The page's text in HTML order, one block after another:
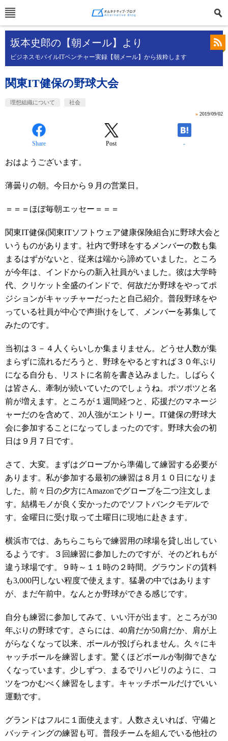
坂本史郎の【朝メール】より
ビジネスモバイルITベンチャー実録【朝メール】から抜粋します
関東IT健保の野球大会
理想組織について 社会
» 2019/09/02
Share Post -
おはようございます。
薄曇りの朝。今日から９月の営業日。
＝＝＝ほぼ毎朝エッセー＝＝＝
関東IT健保(関東ITソフトウェア健康保険組合)に野球大会と
いうものがあります。社内で野球をするメンバーの数も集
まるはずがないと、従来は端から諦めていました。ところ
が今年は、インドからの新入社員がいました。彼は大学時
代、クリケット全盛のインドで、何故だか野球をやってポ
ジションがキャッチャーだったと自己紹介。普段野球をや
っている社員が中心で声掛けをして、メンバーを募集して
みたのです。
当初は３－４人くらいしか集まりません。どうせ人数が集
まらずに流れるだろうと、野球をやるとすれば３０年ぶり
になる自分も、リストに名前を書き込みました。しばらく
は皆さん、牽制が続いていたのでしょうね。ポツポツと名
前が増えます。ところが１週間経つと、応援だのマネージ
ャーだのを含めて、20人強がエントリー。IT健保の野球大
会に参加することになってしまったのです。野球大会の初
日は９月７日です。
さて、大変。まずはグローブから準備して練習する必要が
あります。私が参加する最初の練習は８月１０日になりま
した。前々日の夕方にAmazonでグローブを二つ注文しま
す。結構モノが良く安かったのでソフトバンクモデルで
す。金曜日に受け取って土曜日に現地に赴きます。
横浜市では、あちらこちらで練習用の球場を貸し出してい
るようです。３回練習に参加したのですが、そのどれもが
違う球場です。９時～１１時の２時間。グラウンドの賃料
も3,000円しない程度で使えます。猛暑の中ではあります
が、まだ午前中。なんとか野球ができる感じです。
自分も練習に参加してみて、いい汗が出ます。ところが30
年ぶりの野球です。さらには、40肩だか50肩だか、肩が上
がらなくなって以来、ボールが投げられません。久々にキ
ャッチボールを練習します。驚くほどボールが制御できな
くなっています。少しずつ、まるでリハビリのように、コ
ツをつかむべく練習をします。キャッチボールだけでいい
運動です。
グランドはフルに１面使えます。人数さえいれば、守備と
バッティングの練習も可。普段チームを組んでいる他社の